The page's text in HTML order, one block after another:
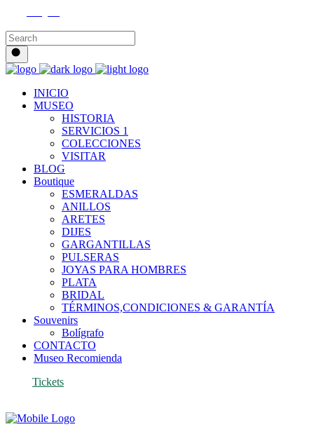
INICIO
MUSEO
HISTORIA
SERVICIOS 1
COLECCIONES
VISITAR
BLOG
Boutique
ESMERALDAS
ANILLOS
ARETES
DIJES
GARGANTILLAS
PULSERAS
JOYAS PARA HOMBRES
PLATA
BRIDAL
TÉRMINOS,CONDICIONES & GARANTÍA
Souvenirs
Bolígrafo
CONTACTO
Museo Recomienda
Tickets